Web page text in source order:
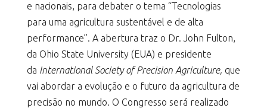
e nacionais, para debater o tema “Tecnologias
para uma agricultura sustentável e de alta
performance”. A abertura traz o Dr. John Fulton,
da Ohio State University (EUA) e presidente
da International Society of Precision Agriculture, que
vai abordar a evolução e o futuro da agricultura de
precisão no mundo. O Congresso será realizado